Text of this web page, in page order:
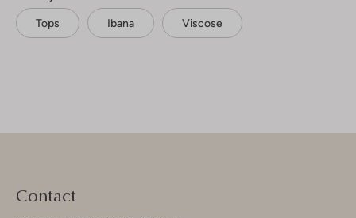
Tops Ibana Viscose
Contact